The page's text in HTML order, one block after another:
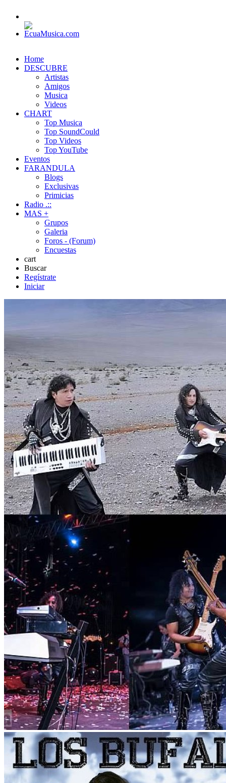
Home
DESCUBRE
Artistas
Amigos
Musica
Videos
CHART
Top Musica
Top SoundCould
Top Videos
Top YouTube
Eventos
FARANDULA
Blogs
Exclusivas
Primicias
Radio .::
MAS +
Grupos
Galeria
Foros - (Forum)
Encuestas
cart
Buscar
Regístrate
Iniciar